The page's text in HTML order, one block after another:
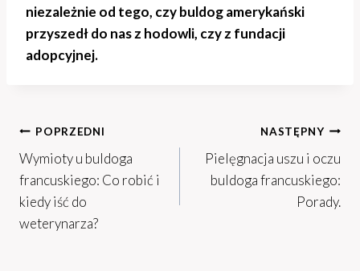
niezależnie od tego, czy buldog amerykański
przyszedł do nas z hodowli, czy z fundacji
adopcyjnej.
Nawigacja
wpisu
POPRZEDNI
Wymioty u buldoga
francuskiego: Co robić i
kiedy iść do
weterynarza?
NASTĘPNY
Pielęgnacja uszu i oczu
buldoga francuskiego:
Porady.